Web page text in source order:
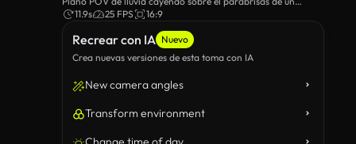
Recrear con IA Nuevo
Crea nuevas versiones de esta toma con IA
New camera angles
Transform environment
coche.
11.9s 25 FPS 16:9